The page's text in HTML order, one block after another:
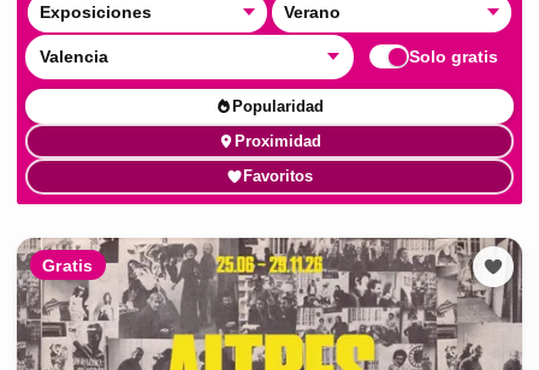
Exposiciones Verano
Valencia Solo gratis
Popularidad
Proximidad
Favoritos
Gratis